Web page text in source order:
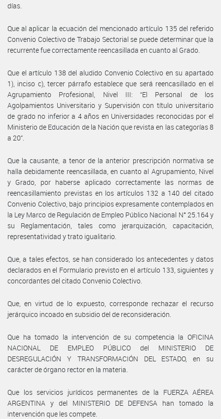
días.
Que al aplicar la ecuación del mencionado artículo 135 del referido
Convenio Colectivo de Trabajo Sectorial se puede determinar que la
recurrente fue correctamente reencasillada en cuanto al Grado.
Que el artículo 138 del aludido Convenio Colectivo en su apartado
1), inciso c), tercer párrafo establece que será reencasillado en el
Agrupamiento Profesional, Nivel III: “El Personal de los
Agolpamientos Universitario y Supervisión con título universitario
de grado no inferior a 4 años en Universidades reconocidas por el
Ministerio de Educación de la Nación que revista en las categorías 8
a 20”.
Que la causante, a tenor de la anterior prescripción normativa se
halla debidamente reencasillada, en cuanto al Agrupamiento, Nivel
y Grado, por haberse aplicado correctamente las normas de
reencasillamiento previstas en los artículos 132 a 140 del citado
Convenio Colectivo, bajo principios expresamente contemplados en
la Ley Marco de Regulación de Empleo Público Nacional N° 25.164 y
su Reglamentación, tales como jerarquización, capacitación,
representatividad y trato igualitario.
Que, a tales efectos, se han considerado los antecedentes y datos
declarados en el Formulario previsto en el artículo 133, siguientes y
concordantes del citado Convenio Colectivo.
Que, en virtud de lo expuesto, corresponde rechazar el recurso
jerárquico incoado en subsidio del de reconsideración.
Que ha tomado la intervención de su competencia la OFICINA
NACIONAL DE EMPLEO PÚBLICO del MINISTERIO DE
DESREGULACIÓN Y TRANSFORMACIÓN DEL ESTADO, en su
carácter de órgano rector en la materia.
Que los servicios jurídicos permanentes de la FUERZA AÉREA
ARGENTINA y del MINISTERIO DE DEFENSA han tomado la
intervención que les compete.